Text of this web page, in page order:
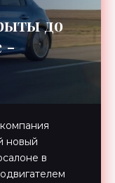
до
-
новый
в